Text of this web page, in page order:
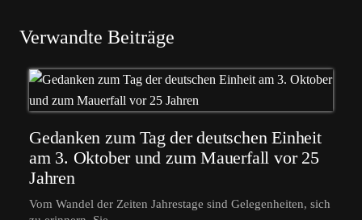
Verwandte Beiträge
Gedanken zum Tag der deutschen Einheit
am 3. Oktober und zum Mauerfall vor 25
Jahren
Vom Wandel der Zeiten Jahrestage sind Gelegenheiten, sich